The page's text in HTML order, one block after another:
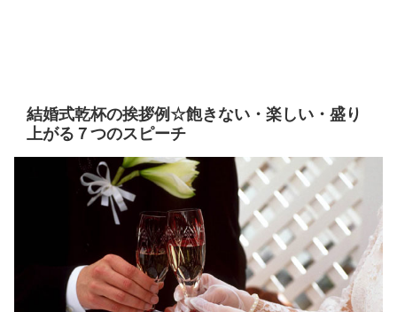
結婚式乾杯の挨拶例☆飽きない・楽しい・盛り
上がる７つのスピーチ